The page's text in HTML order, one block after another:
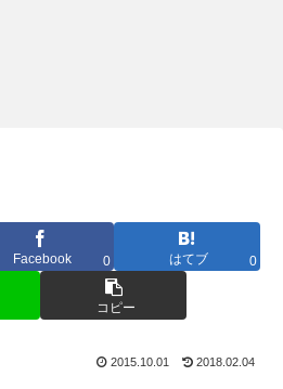
Facebook 0 はてブ 0
コピー
2015.10.01 2018.02.04